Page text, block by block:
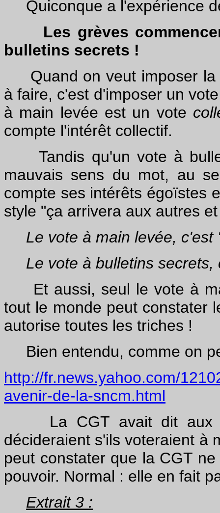
Quiconque a l'expérience
Les grèves
bulletins secrets !
Quand on veut imposer la
à faire, c'est d'imposer un
à main levée est un vote
compte l'intérêt collectif.
Tandis qu'un vote à
mauvais sens du mot, au
compte ses intérêts égoïstes
style "ça arrivera aux autres
Le vote à main levée, c'est
Le vote à bulletins secrets,
Et aussi, seul le vote à
tout le monde peut constater
autorise toutes les triches !
Bien entendu, comme on
http://fr.news.yahoo.com/
avenir-de-la-sncm.html
La CGT avait dit aux
décideraient s'ils voteraient à
peut constater que la CGT
pouvoir. Normal : elle en fait
Extrait 3 :